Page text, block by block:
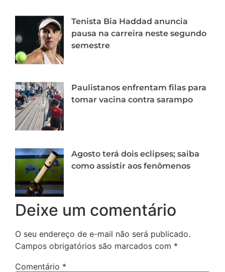
Tenista Bia Haddad anuncia
pausa na carreira neste segundo
semestre
Paulistanos enfrentam filas para
tomar vacina contra sarampo
Agosto terá dois eclipses; saiba
como assistir aos fenômenos
Deixe um comentário
O seu endereço de e-mail não será publicado.
Campos obrigatórios são marcados com *
Comentário *